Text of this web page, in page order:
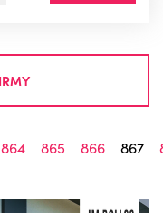
864 865 866 867